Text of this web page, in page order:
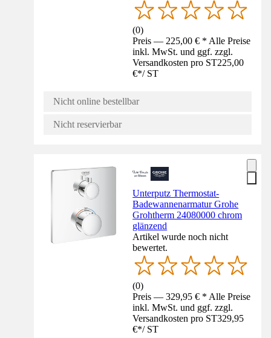
(0)
Preis — 225,00 € * Alle Preise
inkl. MwSt. und ggf. zzgl.
Versandkosten pro ST225,00
€*/ ST
Nicht online bestellbar
Nicht reservierbar
Unterputz Thermostat-
Badewannenarmatur Grohe
Grohtherm 24080000 chrom
glänzend
Artikel wurde noch nicht
bewertet.
(0)
Preis — 329,95 € * Alle Preise
inkl. MwSt. und ggf. zzgl.
Versandkosten pro ST329,95
€*/ ST